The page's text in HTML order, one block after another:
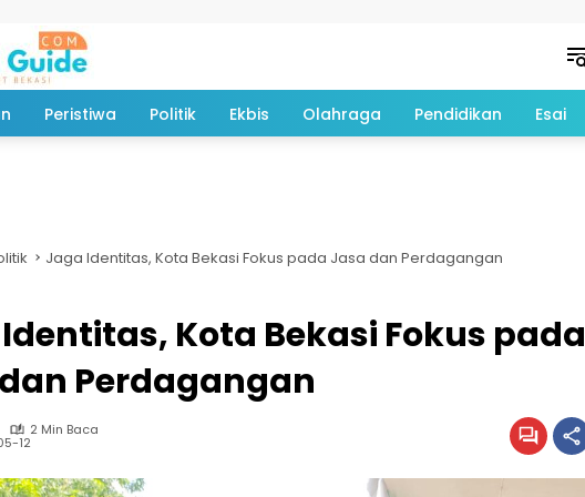
Peristiwa Politik Ekbis Olahraga Pendidikan Esai
Jaga Identitas, Kota Bekasi Fokus pada Jasa dan Perdagangan
Kota Bekasi Fokus pada
Perdagangan
2 Min Baca
12